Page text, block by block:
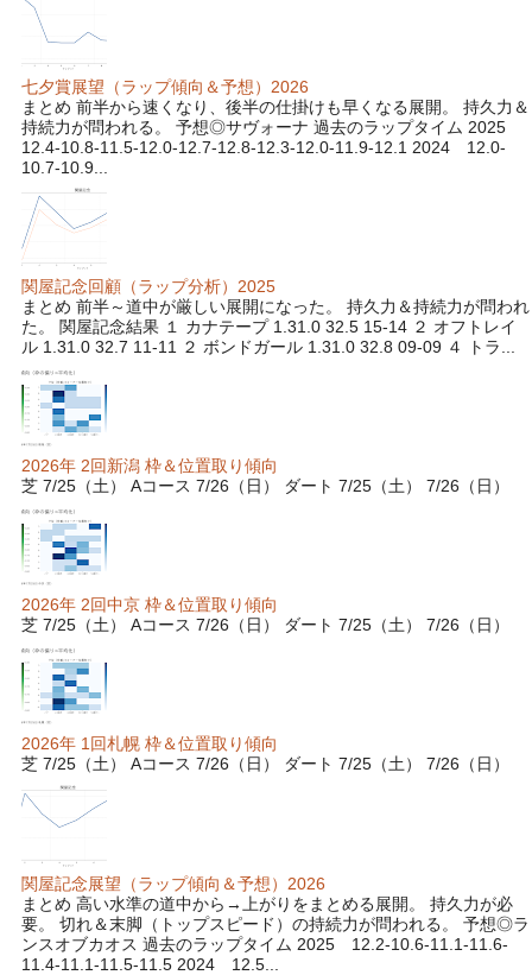
七夕賞展望（ラップ傾向＆予想）2026
まとめ 前半から速くなり、後半の仕掛けも早くなる展開。 持久力＆
持続力が問われる。 予想◎サヴォーナ 過去のラップタイム 2025
12.4-10.8-11.5-12.0-12.7-12.8-12.3-12.0-11.9-12.1 2024 12.0-
10.7-10.9...
関屋記念回顧（ラップ分析）2025
まとめ 前半～道中が厳しい展開になった。 持久力＆持続力が問われ
た。 関屋記念結果 １ カナテープ 1.31.0 32.5 15-14 ２ オフトレイ
ル 1.31.0 32.7 11-11 ２ ボンドガール 1.31.0 32.8 09-09 ４ トラ...
2026年 2回新潟 枠＆位置取り傾向
芝 7/25（土） Aコース 7/26（日） ダート 7/25（土） 7/26（日）
2026年 2回中京 枠＆位置取り傾向
芝 7/25（土） Aコース 7/26（日） ダート 7/25（土） 7/26（日）
2026年 1回札幌 枠＆位置取り傾向
芝 7/25（土） Aコース 7/26（日） ダート 7/25（土） 7/26（日）
関屋記念展望（ラップ傾向＆予想）2026
まとめ 高い水準の道中から→上がりをまとめる展開。 持久力が必
要。 切れ＆末脚（トップスピード）の持続力が問われる。 予想◎ラ
ンスオブカオス 過去のラップタイム 2025 12.2-10.6-11.1-11.6-
11.4-11.1-11.5-11.5 2024 12.5...